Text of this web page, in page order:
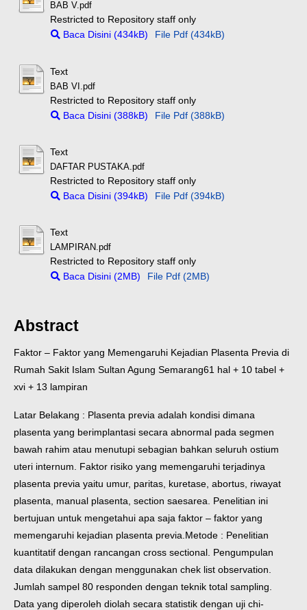
BAB V.pdf
Restricted to Repository staff only
Baca Disini (434kB)
File Pdf (434kB)
Text
BAB VI.pdf
Restricted to Repository staff only
Baca Disini (388kB)
File Pdf (388kB)
Text
DAFTAR PUSTAKA.pdf
Restricted to Repository staff only
Baca Disini (394kB)
File Pdf (394kB)
Text
LAMPIRAN.pdf
Restricted to Repository staff only
Baca Disini (2MB)
File Pdf (2MB)
Abstract
Faktor – Faktor yang Memengaruhi Kejadian Plasenta Previa di
Rumah Sakit Islam Sultan Agung Semarang61 hal + 10 tabel +
xvi + 13 lampiran
Latar Belakang : Plasenta previa adalah kondisi dimana
plasenta yang berimplantasi secara abnormal pada segmen
bawah rahim atau menutupi sebagian bahkan seluruh ostium
uteri internum. Faktor risiko yang memengaruhi terjadinya
plasenta previa yaitu umur, paritas, kuretase, abortus, riwayat
plasenta, manual plasenta, section saesarea. Penelitian ini
bertujuan untuk mengetahui apa saja faktor – faktor yang
memengaruhi kejadian plasenta previa. Metode : Penelitian
kuantitatif dengan rancangan cross sectional. Pengumpulan
data dilakukan dengan menggunakan chek list observation.
Jumlah sampel 80 responden dengan teknik total sampling.
Data yang diperoleh diolah secara statistik dengan uji chi-